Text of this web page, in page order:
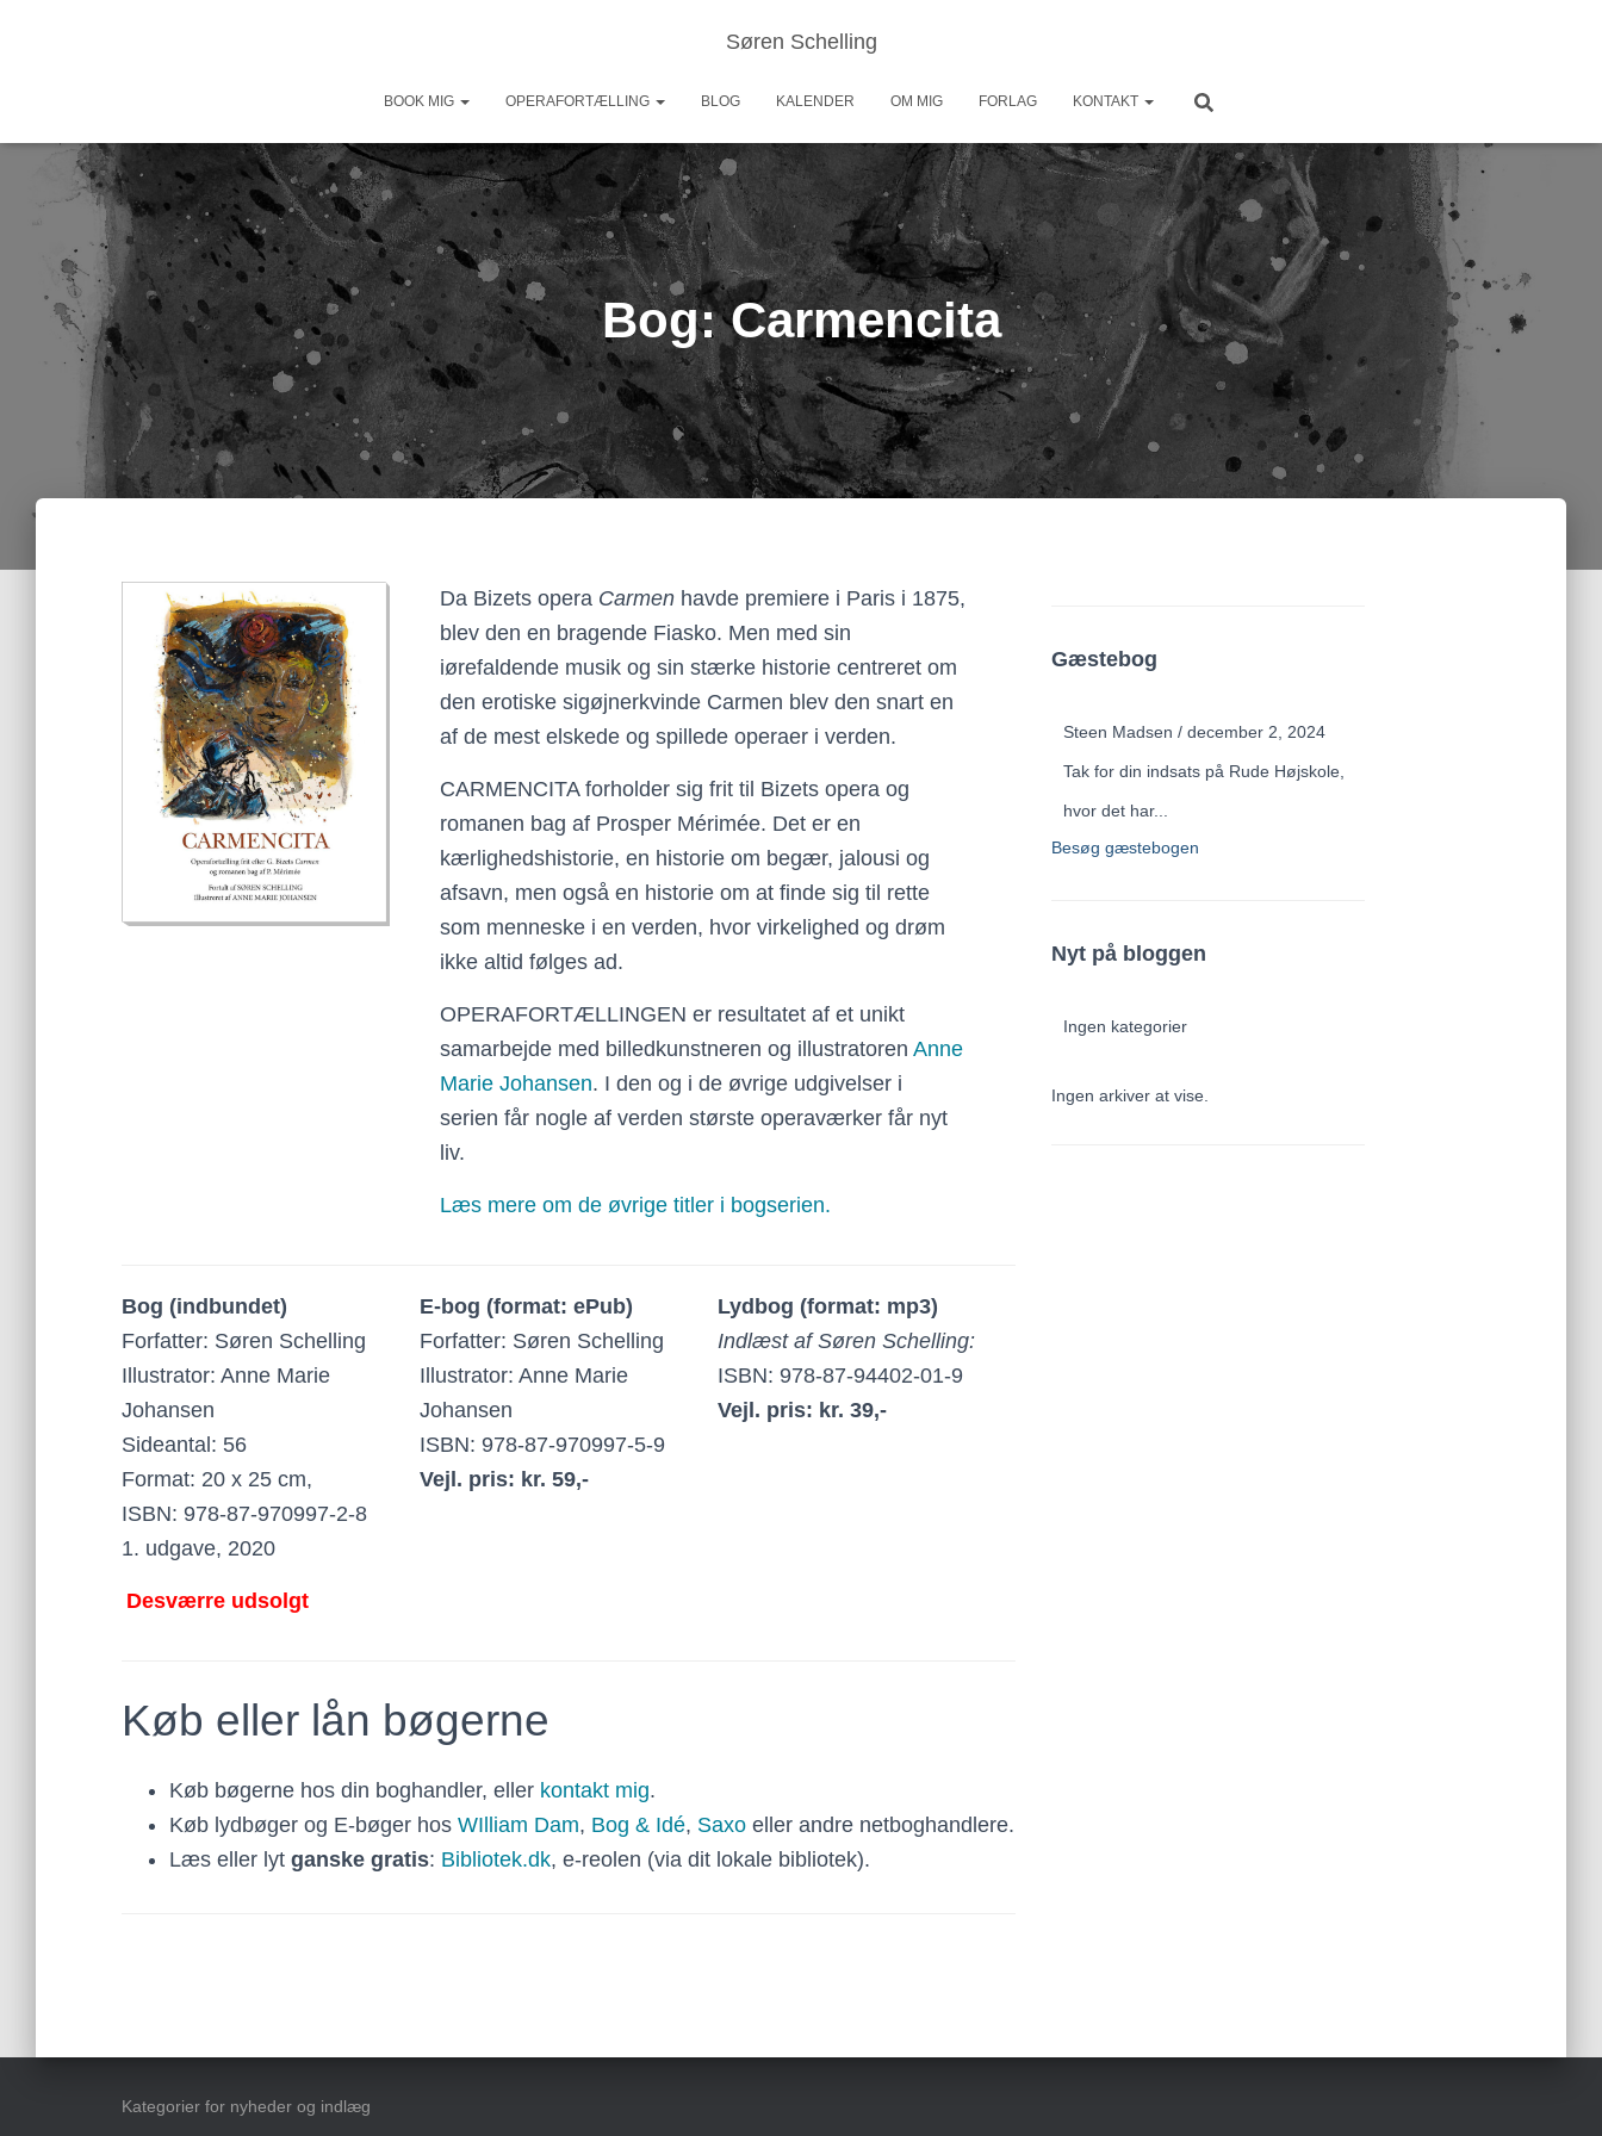
Søren Schelling
BOOK MIG OPERAFORTÆLLING BLOG KALENDER OM MIG FORLAG KONTAKT
Bog: Carmencita
Da Bizets opera Carmen havde premiere i Paris i 1875,
blev den en bragende Fiasko. Men med sin
iørefaldende musik og sin stærke historie centreret om
den erotiske sigøjnerkvinde Carmen blev den snart en
af de mest elskede og spillede operaer i verden.
CARMENCITA forholder sig frit til Bizets opera og
romanen bag af Prosper Mérimée. Det er en
kærlighedshistorie, en historie om begær, jalousi og
afsavn, men også en historie om at finde sig til rette
som menneske i en verden, hvor virkelighed og drøm
ikke altid følges ad.
OPERAFORTÆLLINGEN er resultatet af et unikt
samarbejde med billedkunstneren og illustratoren Anne
Marie Johansen. I den og i de øvrige udgivelser i
serien får nogle af verden største operaværker får nyt
liv.
Læs mere om de øvrige titler i bogserien.
Bog (indbundet)
Forfatter: Søren Schelling
Illustrator: Anne Marie
Johansen
Sideantal: 56
Format: 20 x 25 cm,
ISBN: 978-87-970997-2-8
1. udgave, 2020
Desværre udsolgt
E-bog (format: ePub)
Forfatter: Søren Schelling
Illustrator: Anne Marie
Johansen
ISBN: 978-87-970997-5-9
Vejl. pris: kr. 59,-
Lydbog (format: mp3)
Indlæst af Søren Schelling:
ISBN: 978-87-94402-01-9
Vejl. pris: kr. 39,-
Køb eller lån bøgerne
Køb bøgerne hos din boghandler, eller kontakt mig.
Køb lydbøger og E-bøger hos WIlliam Dam, Bog & Idé, Saxo eller andre netboghandlere.
Læs eller lyt ganske gratis: Bibliotek.dk, e-reolen (via dit lokale bibliotek).
Gæstebog
Steen Madsen / december 2, 2024
Tak for din indsats på Rude Højskole,
hvor det har...
Besøg gæstebogen
Nyt på bloggen
Ingen kategorier
Ingen arkiver at vise.
Kategorier for nyheder og indlæg